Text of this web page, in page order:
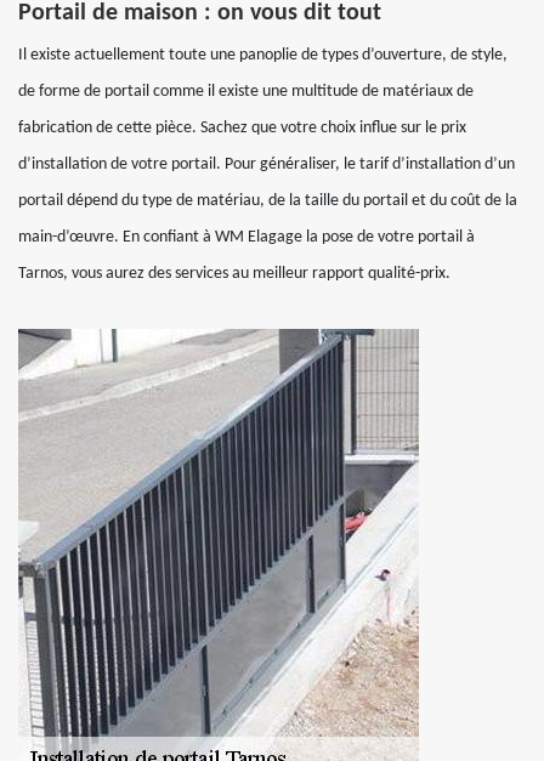
Portail de maison : on vous dit tout
Il existe actuellement toute une panoplie de types d’ouverture, de style,
de forme de portail comme il existe une multitude de matériaux de
fabrication de cette pièce. Sachez que votre choix influe sur le prix
d’installation de votre portail. Pour généraliser, le tarif d’installation d’un
portail dépend du type de matériau, de la taille du portail et du coût de la
main-d’œuvre. En confiant à WM Elagage la pose de votre portail à
Tarnos, vous aurez des services au meilleur rapport qualité-prix.